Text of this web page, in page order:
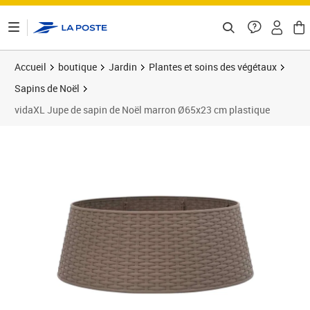
Accueil boutique Jardin
Plantes et soins des végétaux
Sapins de Noël
vidaXL Jupe de sapin de Noël marron Ø65x23 cm plastique